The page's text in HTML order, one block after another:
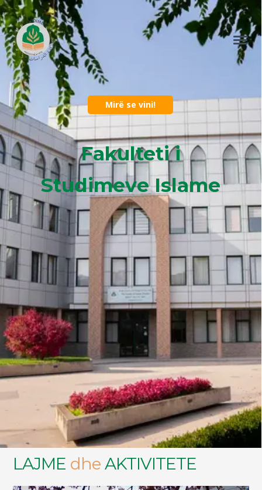
Mirë se vini!
Fakulteti i
Studimeve Islame
LAJME dhe AKTIVITETE